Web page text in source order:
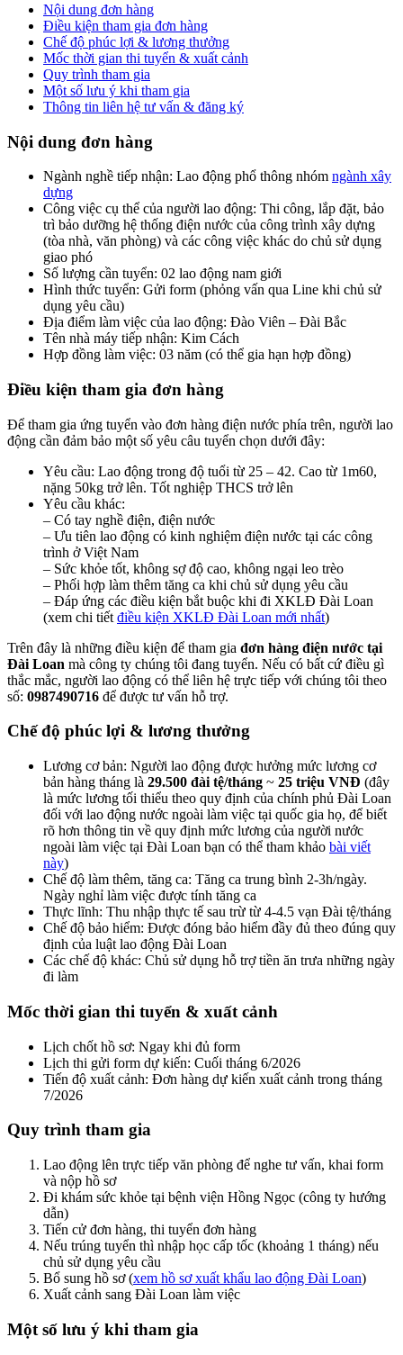
Nội dung đơn hàng
Điều kiện tham gia đơn hàng
Chế độ phúc lợi & lương thưởng
Mốc thời gian thi tuyển & xuất cảnh
Quy trình tham gia
Một số lưu ý khi tham gia
Thông tin liên hệ tư vấn & đăng ký
Nội dung đơn hàng
Ngành nghề tiếp nhận: Lao động phổ thông nhóm ngành xây
dựng
Công việc cụ thể của người lao động: Thi công, lắp đặt, bảo
trì bảo dưỡng hệ thống điện nước của công trình xây dựng
(tòa nhà, văn phòng) và các công việc khác do chủ sử dụng
giao phó
Số lượng cần tuyển: 02 lao động nam giới
Hình thức tuyển: Gửi form (phỏng vấn qua Line khi chủ sử
dụng yêu cầu)
Địa điểm làm việc của lao động: Đào Viên – Đài Bắc
Tên nhà máy tiếp nhận: Kim Cách
Hợp đồng làm việc: 03 năm (có thể gia hạn hợp đồng)
Điều kiện tham gia đơn hàng
Để tham gia ứng tuyển vào đơn hàng điện nước phía trên, người lao
động cần đảm bảo một số yêu câu tuyển chọn dưới đây:
Yêu cầu: Lao động trong độ tuổi từ 25 – 42. Cao từ 1m60,
nặng 50kg trở lên. Tốt nghiệp THCS trở lên
Yêu cầu khác:
– Có tay nghề điện, điện nước
– Ưu tiên lao động có kinh nghiệm điện nước tại các công
trình ở Việt Nam
– Sức khỏe tốt, không sợ độ cao, không ngại leo trèo
– Phối hợp làm thêm tăng ca khi chủ sử dụng yêu cầu
– Đáp ứng các điều kiện bắt buộc khi đi XKLĐ Đài Loan
(xem chi tiết điều kiện XKLĐ Đài Loan mới nhất)
Trên đây là những điều kiện để tham gia đơn hàng điện nước tại
Đài Loan mà công ty chúng tôi đang tuyển. Nếu có bất cứ điều gì
thắc mắc, người lao động có thể liên hệ trực tiếp với chúng tôi theo
số: 0987490716 để được tư vấn hỗ trợ.
Chế độ phúc lợi & lương thưởng
Lương cơ bản: Người lao động được hưởng mức lương cơ
bản hàng tháng là 29.500 đài tệ/tháng ~ 25 triệu VNĐ (đây
là mức lương tối thiểu theo quy định của chính phủ Đài Loan
đối với lao động nước ngoài làm việc tại quốc gia họ, để biết
rõ hơn thông tin về quy định mức lương của người nước
ngoài làm việc tại Đài Loan bạn có thể tham khảo bài viết
này)
Chế độ làm thêm, tăng ca: Tăng ca trung bình 2-3h/ngày.
Ngày nghỉ làm việc được tính tăng ca
Thực lĩnh: Thu nhập thực tế sau trừ từ 4-4.5 vạn Đài tệ/tháng
Chế độ bảo hiểm: Được đóng bảo hiểm đầy đủ theo đúng quy
định của luật lao động Đài Loan
Các chế độ khác: Chủ sử dụng hỗ trợ tiền ăn trưa những ngày
đi làm
Mốc thời gian thi tuyển & xuất cảnh
Lịch chốt hồ sơ: Ngay khi đủ form
Lịch thi gửi form dự kiến: Cuối tháng 6/2026
Tiến độ xuất cảnh: Đơn hàng dự kiến xuất cảnh trong tháng
7/2026
Quy trình tham gia
Lao động lên trực tiếp văn phòng để nghe tư vấn, khai form
và nộp hồ sơ
Đi khám sức khỏe tại bệnh viện Hồng Ngọc (công ty hướng
dẫn)
Tiến cử đơn hàng, thi tuyển đơn hàng
Nếu trúng tuyển thì nhập học cấp tốc (khoảng 1 tháng) nếu
chủ sử dụng yêu cầu
Bổ sung hồ sơ (xem hồ sơ xuất khẩu lao động Đài Loan)
Xuất cảnh sang Đài Loan làm việc
Một số lưu ý khi tham gia